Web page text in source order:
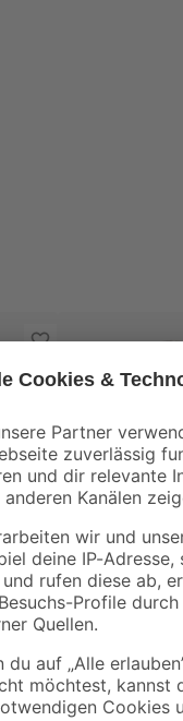
10
toom
Solar-
warmweiß
12,99€